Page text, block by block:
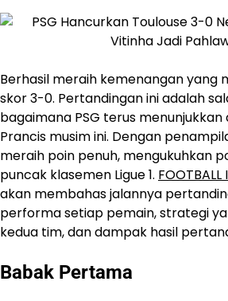
Berhasil meraih kemenangan yang
skor 3-0. Pertandingan ini adalah
bagaimana PSG terus menunjukkan
Prancis musim ini. Dengan
meraih poin penuh, mengukuhkan
puncak klasemen Ligue 1. FOOTBALL
akan membahas jalannya
performa setiap pemain, strategi
kedua tim, dan dampak hasil
Babak Pertama